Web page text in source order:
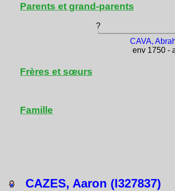
Parents et grand-parents
?
CAVA,
env 1750 -
Frères et sœurs
Famille
CAZES, Aaron (I327837)